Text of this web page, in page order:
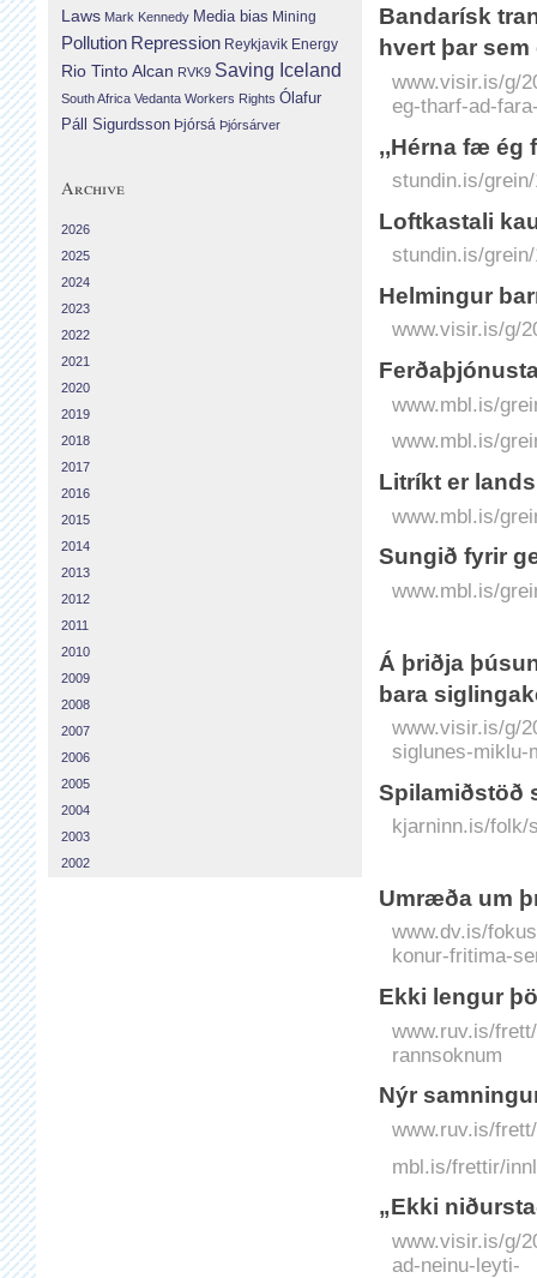
Banda­rísk
hvert þar
www.visir.is/g/
eg-tharf-ad-
,,Hérna fæ ég
stundin.is/
Loftkastali
stundin.is/
Helmingur
www.visir.is/g/
www.mbl.is/
www.mbl.is/
Litríkt er
www.mbl.is/
Sungið fyrir
www.mbl.is/
Á þriðja
bara
www.visir.is/g/
siglunes-miklu-
Spilamiðstöð
kjarninn.is/folk/
Umræða um
www.dv.is/
konur-fritima-
Ekki lengur
www.ruv.is/
rannsoknum
Nýr
www.ruv.is/
mbl.is/frettir/
„Ekki
www.visir.is/g/
ad-neinu-leyti-
Laws Mark Kennedy Media bias Mining
Pollution Repression Reykjavik Energy
Rio Tinto Alcan RVK9 Saving Iceland
South Africa Vedanta Workers Rights Ólafur
Páll Sigurdsson Þjórsá Þjórsárver
Archive
2026
2025
2024
2023
2022
2021
2020
2019
2018
2017
2016
2015
2014
2013
2012
2011
2010
2009
2008
2007
2006
2005
2004
2003
2002